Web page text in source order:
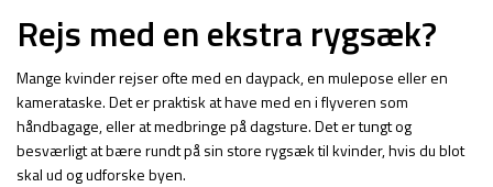
Rejs med en ekstra rygsæk?
Mange kvinder rejser ofte med en daypack, en mulepose eller en
kamerataske. Det er praktisk at have med en i flyveren som
håndbagage, eller at medbringe på dagsture. Det er tungt og
besværligt at bære rundt på sin store rygsæk til kvinder, hvis du blot
skal ud og udforske byen.